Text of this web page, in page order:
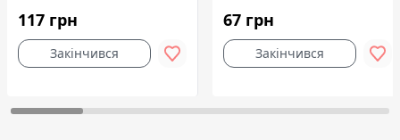
117 грн
Закінчився
67 грн
Закінчився